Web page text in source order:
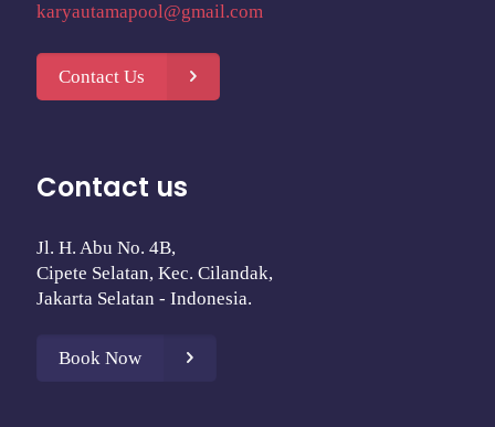
karyautamapool@gmail.com
Contact Us
Contact us
Jl. H. Abu No. 4B,
Cipete Selatan, Kec. Cilandak,
Jakarta Selatan - Indonesia.
Book Now